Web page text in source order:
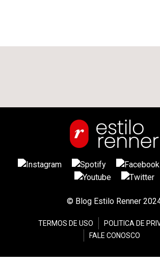
© Blog Estilo Renner
TERMOS DE USO
POLITICA DE
FALE CONOSCO